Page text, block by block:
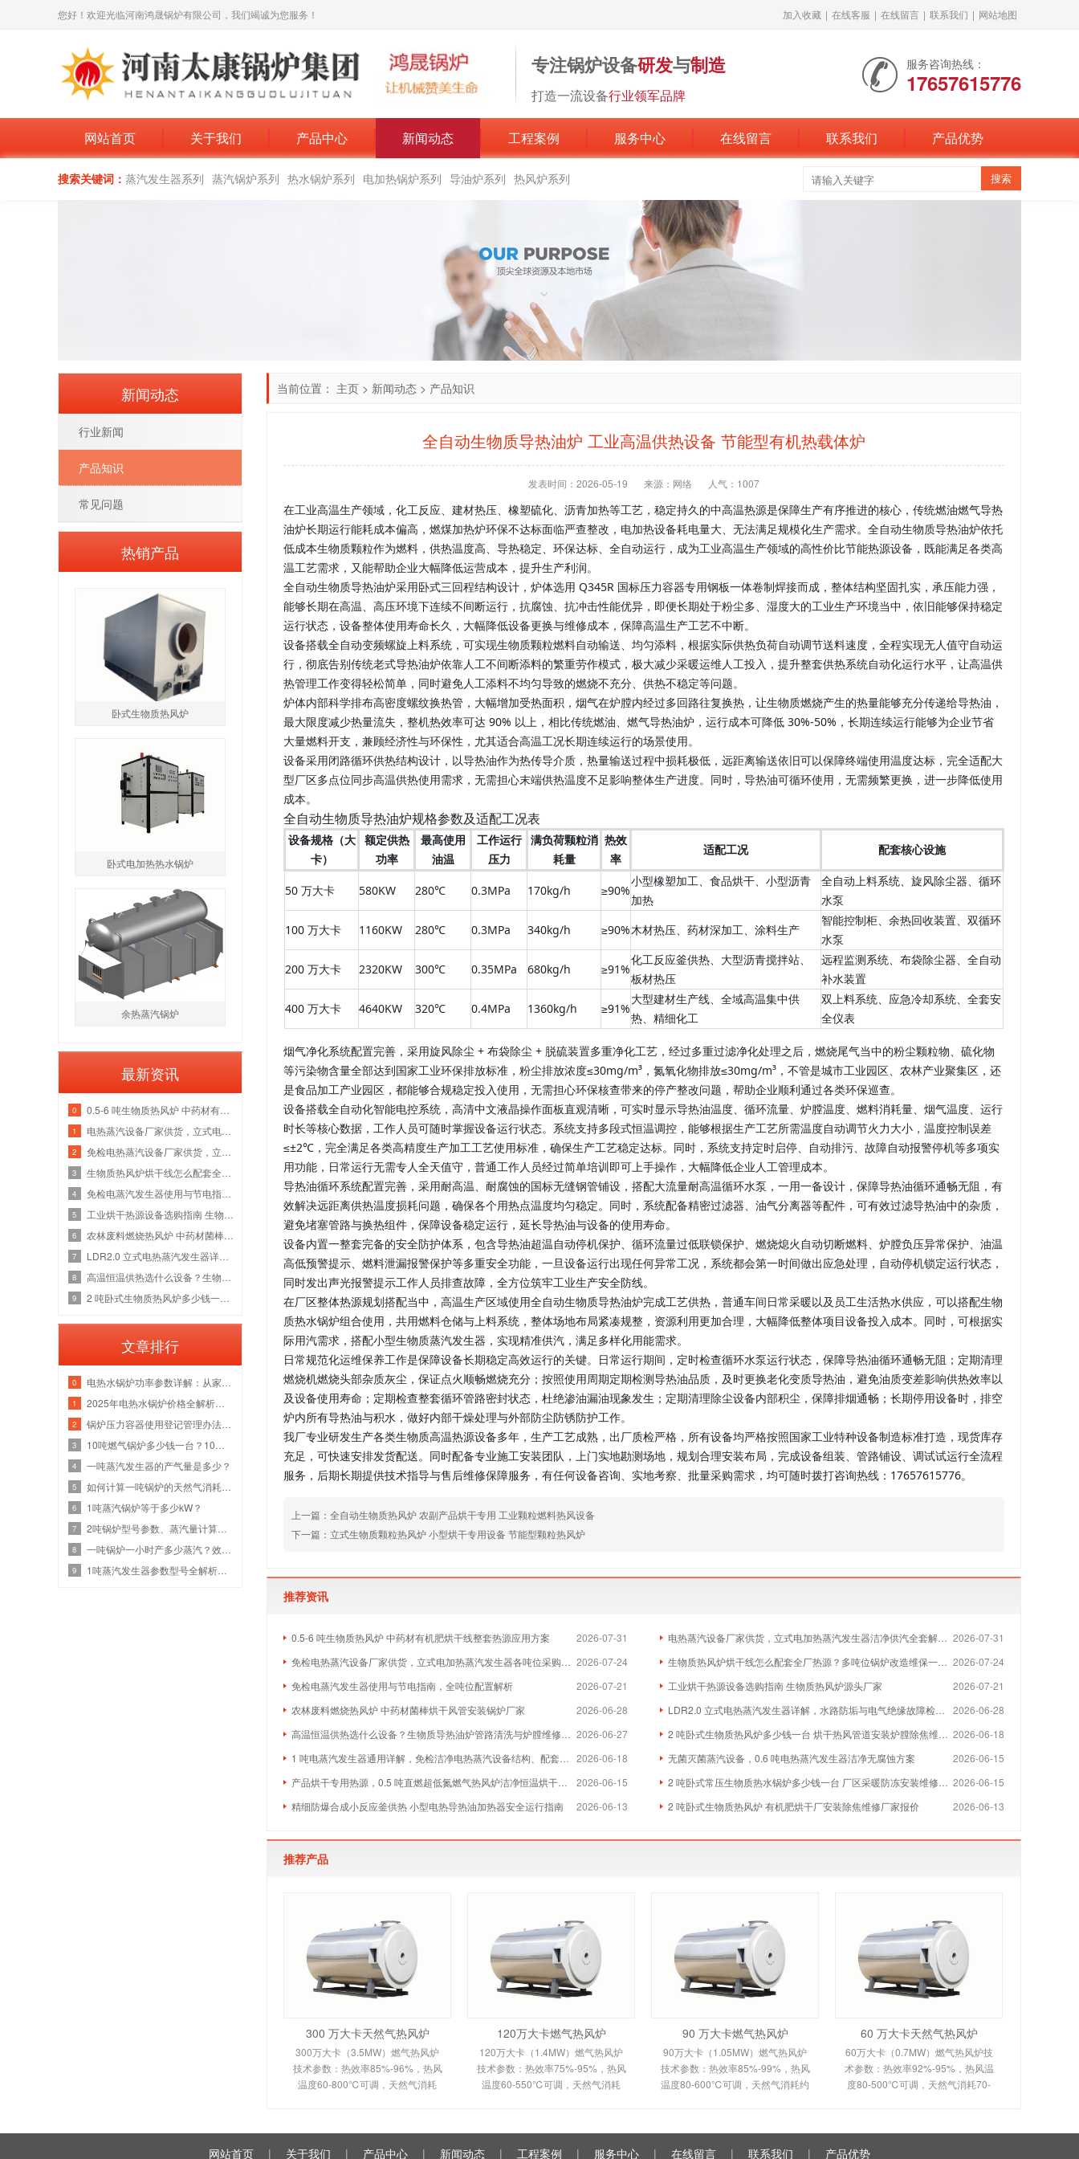
您好！欢迎光临河南鸿晟锅炉有限公司，我们竭诚为您服务！ 加入收藏 | 在线客服 | 在线留言 | 联系我们 | 网站地图
专注锅炉设备研发与制造
打造一流设备行业领军品牌
服务咨询热线：
17657615776
网站首页 关于我们 产品中心 新闻动态 工程案例 服务中心 在线留言 联系我们 产品优势
搜索关键词： 蒸汽发生器系列 蒸汽锅炉系列 热水锅炉系列 电加热锅炉系列 导油炉系列 热风炉系列
当前位置： 主页 > 新闻动态 > 产品知识
全自动生物质导热油炉 工业高温供热设备 节能型有机热载体炉
发表时间：2026-05-19 来源：网络 人气： 1007
在工业高温生产领域，化工反应、建材热压、橡塑硫化、沥青加热等工艺，稳定持久的中高温热源是保障生产有序推进的核心，传统燃油燃气导热
油炉长期运行能耗成本偏高，燃煤加热炉环保不达标面临严查整改，电加热设备耗电量大、无法满足规模化生产需求。全自动生物质导热油炉依托
低成本生物质颗粒作为燃料，供热温度高、导热稳定、环保达标、全自动运行，成为工业高温生产领域的高性价比节能热源设备，既能满足各类高
温工艺需求，又能帮助企业大幅降低运营成本，提升生产利润。
全自动生物质导热油炉采用卧式三回程结构设计，炉体选用 Q345R 国标压力容器专用钢板一体卷制焊接而成，整体结构坚固扎实，承压能力强，
能够长期在高温、高压环境下连续不间断运行，抗腐蚀、抗冲击性能优异，即便长期处于粉尘多、湿度大的工业生产环境当中，依旧能够保持稳定
运行状态，设备整体使用寿命长久，大幅降低设备更换与维修成本，保障高温生产工艺不中断。
设备搭载全自动变频螺旋上料系统，可实现生物质颗粒燃料自动输送、均匀添料，根据实际供热负荷自动调节送料速度，全程实现无人值守自动运
行，彻底告别传统老式导热油炉依靠人工不间断添料的繁重劳作模式，极大减少采暖运维人工投入，提升整套供热系统自动化运行水平，让高温供
热管理工作变得轻松简单，同时避免人工添料不均匀导致的燃烧不充分、供热不稳定等问题。
炉体内部科学排布高密度螺纹换热管，大幅增加受热面积，烟气在炉膛内经过多回路往复换热，让生物质燃烧产生的热量能够充分传递给导热油，
最大限度减少热量流失，整机热效率可达 90% 以上，相比传统燃油、燃气导热油炉，运行成本可降低 30%-50%，长期连续运行能够为企业节省
大量燃料开支，兼顾经济性与环保性，尤其适合高温工况长期连续运行的场景使用。
设备采用闭路循环供热结构设计，以导热油作为热传导介质，热量输送过程中损耗极低，远距离输送依旧可以保障终端使用温度达标，完全适配大
型厂区多点位同步高温供热使用需求，无需担心末端供热温度不足影响整体生产进度。同时，导热油可循环使用，无需频繁更换，进一步降低使用
成本。
全自动生物质导热油炉规格参数及适配工况表
设备规格（大
卡）
额定供热
功率
最高使用
油温
工作运行
压力
满负荷颗粒消
耗量
热效
率
适配工况 配套核心设施
50 万大卡 580KW 280℃ 0.3MPa 170kg/h ≥90%
小型橡塑加工、食品烘干、小型沥青
加热
全自动上料系统、旋风除尘器、循环
水泵
100 万大卡
1160KW 280℃ 0.3MPa 340kg/h ≥90%木材热压、药材深加工、涂料生产
智能控制柜、余热回收装置、双循环
水泵
200 万大卡
2320KW 300℃ 0.35MPa 680kg/h ≥91%
化工反应釜供热、大型沥青搅拌站、
板材热压
远程监测系统、布袋除尘器、全自动
补水装置
400 万大卡
4640KW 320℃ 0.4MPa 1360kg/h ≥91%
大型建材生产线、全域高温集中供
热、精细化工
双上料系统、应急冷却系统、全套安
全仪表
烟气净化系统配置完善，采用旋风除尘 + 布袋除尘 + 脱硫装置多重净化工艺，经过多重过滤净化处理之后，燃烧尾气当中的粉尘颗粒物、硫化物
等污染物含量全部达到国家工业环保排放标准，粉尘排放浓度≤30mg/m³，氮氧化物排放≤30mg/m³，不管是城市工业园区、农林产业聚集区，还
是食品加工产业园区，都能够合规稳定投入使用，无需担心环保核查带来的停产整改问题，帮助企业顺利通过各类环保巡查。
设备搭载全自动化智能电控系统，高清中文液晶操作面板直观清晰，可实时显示导热油温度、循环流量、炉膛温度、燃料消耗量、烟气温度、运行
时长等核心数据，工作人员可随时掌握设备运行状态。系统支持多段式恒温调控，能够根据生产工艺所需温度自动调节火力大小，温度控制误差
≤±2℃，完全满足各类高精度生产加工工艺使用标准，确保生产工艺稳定达标。同时，系统支持定时启停、自动排污、故障自动报警停机等多项实
用功能，日常运行无需专人全天值守，普通工作人员经过简单培训即可上手操作，大幅降低企业人工管理成本。
导热油循环系统配置完善，采用耐高温、耐腐蚀的国标无缝钢管铺设，搭配大流量耐高温循环水泵，一用一备设计，保障导热油循环通畅无阻，有
效解决远距离供热温度损耗问题，确保各个用热点温度均匀稳定。同时，系统配备精密过滤器、油气分离器等配件，可有效过滤导热油中的杂质，
避免堵塞管路与换热组件，保障设备稳定运行，延长导热油与设备的使用寿命。
设备内置一整套完备的安全防护体系，包含导热油超温自动停机保护、循环流量过低联锁保护、燃烧熄火自动切断燃料、炉膛负压异常保护、油温
高低预警提示、燃料泄漏报警保护等多重安全功能，一旦设备运行出现任何异常工况，系统都会第一时间做出应急处理，自动停机锁定运行状态，
同时发出声光报警提示工作人员排查故障，全方位筑牢工业生产安全防线。
在厂区整体热源规划搭配当中，高温生产区域使用全自动生物质导热油炉完成工艺供热，普通车间日常采暖以及员工生活热水供应，可以搭配生物
质热水锅炉组合使用，共用燃料仓储与上料系统，整体场地布局紧凑规整，资源利用更加合理，大幅降低整体项目设备投入成本。同时，可根据实
际用汽需求，搭配小型生物质蒸汽发生器，实现精准供汽，满足多样化用能需求。
日常规范化运维保养工作是保障设备长期稳定高效运行的关键。日常运行期间，定时检查循环水泵运行状态，保障导热油循环通畅无阻；定期清理
燃烧机燃烧头部杂质灰尘，保证点火顺畅燃烧充分；按照使用周期定期检测导热油品质，及时更换老化变质导热油，避免油质变差影响供热效率以
及设备使用寿命；定期检查整套循环管路密封状态，杜绝渗油漏油现象发生；定期清理除尘设备内部积尘，保障排烟通畅；长期停用设备时，排空
炉内所有导热油与积水，做好内部干燥处理与外部防尘防锈防护工作。
我厂专业研发生产各类生物质高温热源设备多年，生产工艺成熟，出厂质检严格，所有设备均严格按照国家工业特种设备制造标准打造，现货库存
充足，可快速安排发货配送。同时配备专业施工安装团队，上门实地勘测场地，规划合理安装布局，完成设备组装、管路铺设、调试试运行全流程
服务，后期长期提供技术指导与售后维修保障服务，有任何设备咨询、实地考察、批量采购需求，均可随时拨打咨询热线：17657615776。
上一篇：全自动生物质热风炉 农副产品烘干专用 工业颗粒燃料热风设备
下一篇：立式生物质颗粒热风炉 小型烘干专用设备 节能型颗粒热风炉
推荐资讯
2026-07-31
0.5-6 吨生物质热风炉 中药材有机肥烘干线整套热源应用方案 2026-07-31
电热蒸汽设备厂家供货，立式电加热蒸汽发生器洁净供汽全套解决方案
2026-07-24
免检电热蒸汽设备厂家供货，立式电加热蒸汽发生器各吨位采购成本分析 2026-07-24
生物质热风炉烘干线怎么配套全厂热源？多吨位锅炉改造维保一站式方案
2026-07-21
免检电蒸汽发生器使用与节电指南，全吨位配置解析 2026-07-21
工业烘干热源设备选购指南 生物质热风炉源头厂家
2026-06-28
农林废料燃烧热风炉 中药材菌棒烘干风管安装锅炉厂家 2026-06-28
LDR2.0 立式电热蒸汽发生器详解，水路防垢与电气绝缘故障检修指南
2026-06-27
高温恒温供热选什么设备？生物质导热油炉管路清洗与炉膛维修实体厂家 2026-06-18
2 吨卧式生物质热风炉多少钱一台 烘干热风管道安装炉膛除焦维修厂家
2026-06-18
1 吨电蒸汽发生器通用详解，免检洁净电热蒸汽设备结构、配套与维保全指南 2026-06-15
无菌灭菌蒸汽设备，0.6 吨电热蒸汽发生器洁净无腐蚀方案
2026-06-15
产品烘干专用热源，0.5 吨直燃超低氮燃气热风炉洁净恒温烘干方案 2026-06-15
2 吨卧式常压生物质热水锅炉多少钱一台 厂区采暖防冻安装维修厂家
2026-06-13
精细防爆合成小反应釜供热 小型电热导热油加热器安全运行指南 2026-06-13
2 吨卧式生物质热风炉 有机肥烘干厂安装除焦维修厂家报价
推荐产品
300 万大卡天然气热风炉
300万大卡（3.5MW）燃气热风炉
技术参数：热效率85%-96%，热风
温度60-800℃可调，天然气消耗
换热原理、间接换热技术及
120万大卡燃气热风炉
120万大卡（1.4MW）燃气热风炉
技术参数：热效率75%-95%，热风
温度60-550℃可调，天然气消耗
术及全自动控制。适用于
90 万大卡燃气热风炉
90万大卡（1.05MW）燃气热风炉
技术参数：热效率85%-99%，热风
温度80-600℃可调，天然气消耗约
自动安全控制。适用于化工
60 万大卡天然气热风炉
60万大卡（0.7MW）燃气热风炉技
术参数：热效率92%-95%，热风温
度80-500℃可调，天然气消耗70-
于食品、粮食、物料烘干
新闻动态
行业新闻
产品知识
常见问题
热销产品
卧式生物质热风炉
卧式电加热热水锅炉
余热蒸汽锅炉
最新资讯
0
1
2
3
4
5
6
7
8
9
文章排行
0
1
2
3
4 一吨蒸汽发生器的产气量是多少？
5
6 1吨蒸汽锅炉等于多少kW？
7
8
9
网站首页 | 关于我们 | 产品中心 | 新闻动态 | 工程案例 | 服务中心 | 在线留言 | 联系我们 | 产品优势